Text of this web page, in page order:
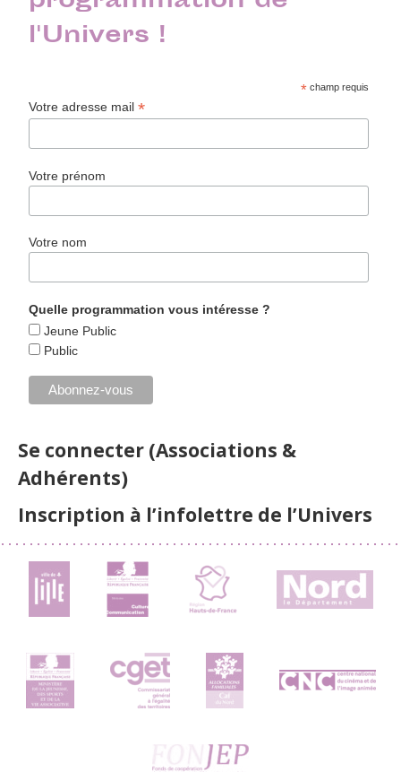
l'Univers !
* champ requis
Votre adresse mail*
Votre prénom
Votre nom
Quelle programmation vous intéresse ?
Jeune Public
Public
Se connecter (Associations &
Adhérents)
Inscription à l’infolettre de l’Univers